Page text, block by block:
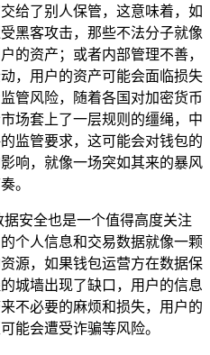
给了别人保管，这意味着，如
黑客攻击，那些不法分子就像
的资产；或者内部管理不善，
，用户的资产可能会面临损失
管风险，随着各国对加密货币
场套上了一层规则的缰绳，中
监管要求，这可能会对钱包的
响，就像一场突如其来的暴风
。
据安全也是一个值得高度关注
个人信息和交易数据就像一颗
源，如果钱包运营方在数据保
城墙出现了缺口，用户的信息
不必要的麻烦和损失，用户的
能会遭受诈骗等风险。